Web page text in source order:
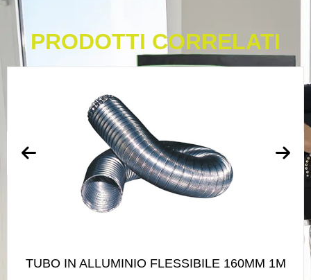
PRODOTTI CORRELATI
TUBO IN ALLUMINIO FLESSIBILE 160MM 1M